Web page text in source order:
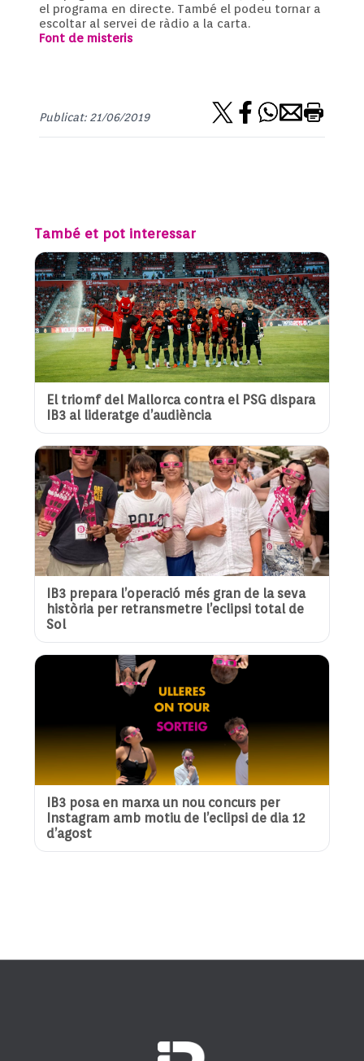
el programa en directe. També el podeu tornar a
escoltar al servei de ràdio a la carta.
Font de misteris
Publicat: 21/06/2019
També et pot interessar
El triomf del Mallorca contra el PSG dispara
IB3 al lideratge d’audiència
IB3 prepara l’operació més gran de la seva
història per retransmetre l’eclipsi total de
Sol
IB3 posa en marxa un nou concurs per
Instagram amb motiu de l’eclipsi de dia 12
d’agost